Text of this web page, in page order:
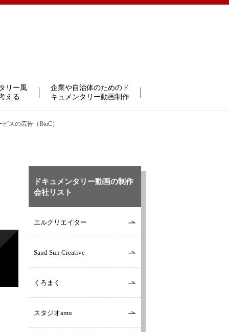
リー風
える
企業や自治体のためのド
キュメンタリー動画制作
スの広告（BtoC）
ドキュメンタリー動画の制作
会社リスト
エルクリエイター
Sand Sun Creative
くろまく
スタジオamu